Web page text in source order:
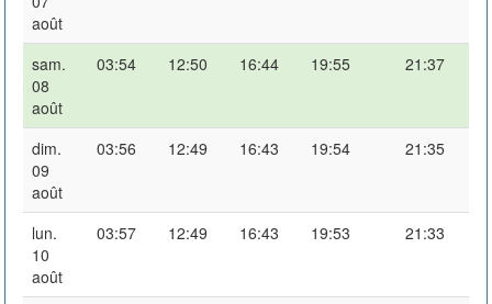
août
sam.
08
août
03:54 12:50 16:44 19:55 21:37
dim.
09
août
03:56 12:49 16:43 19:54 21:35
lun.
10
août
03:57 12:49 16:43 19:53 21:33